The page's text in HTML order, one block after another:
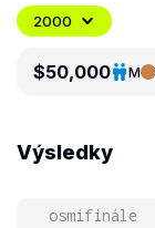
2000
$50,000 M
Výsledky
osmifinále